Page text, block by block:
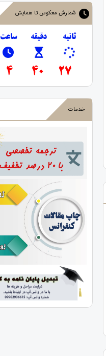
شمارش معکوس تا همایش
ثانیه دقیقه ساعت
26
40
4
خدمات